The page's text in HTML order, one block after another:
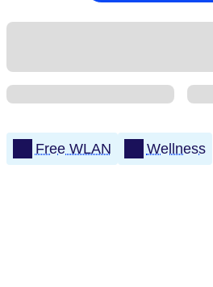
Free WLAN Wellness